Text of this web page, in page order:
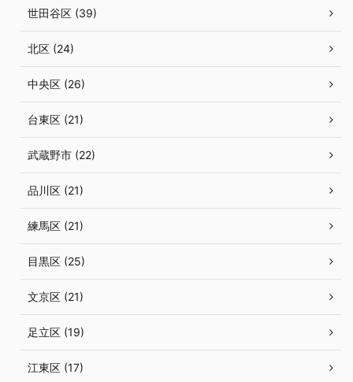
世田谷区 (39)
北区 (24)
中央区 (26)
台東区 (21)
武蔵野市 (22)
品川区 (21)
練馬区 (21)
目黒区 (25)
文京区 (21)
足立区 (19)
江東区 (17)